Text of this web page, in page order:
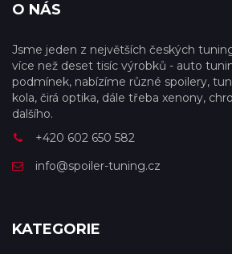
O NÁS
Jsme jeden z největších českých
více než deset tisíc výrobků - auto
podmínek, nabízíme různé spoilery,
kola, čirá optika, dále třeba xenony,
dalšího.
+420 602 650 582
info@spoiler-tuning.cz
KATEGORIE